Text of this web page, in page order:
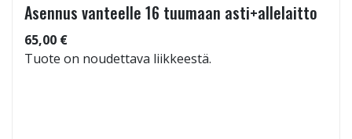
Asennus vanteelle 16 tuumaan asti+allelaitto
65,00 €
Tuote on noudettava liikkeestä.